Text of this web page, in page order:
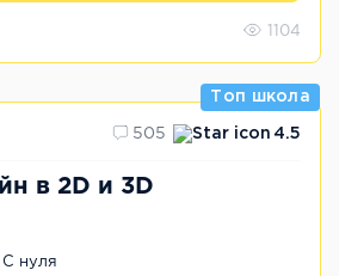
1104
Топ школа
505 4.5
в 2D и 3D
С нуля